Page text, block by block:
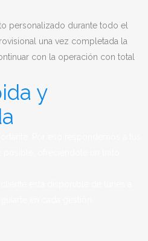
personalizado durante todo el
una vez completada la
con la operación con total
y